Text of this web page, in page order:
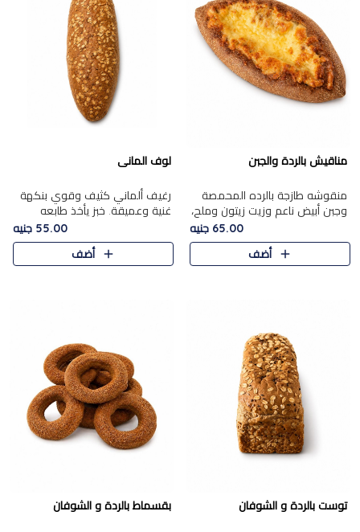
مناقيش بالردة والجبن
منقوشه طازجة بالرده المحمصة
وجبن أبيض ناعم وزيت زيتون وملح،
مباشرة من الفرن.الرده مع نعومة
الجبن فوق عجينة طازجة.
65.00 جنيه
أضف
لوف المانى
رغيف ألماني كثيف وقوي بنكهة
غنية وعميقة. خبز يأخذ طابعه
55.00 جنيه
أضف
توست بالردة و الشوفان بقسماط بالردة و الشوفان